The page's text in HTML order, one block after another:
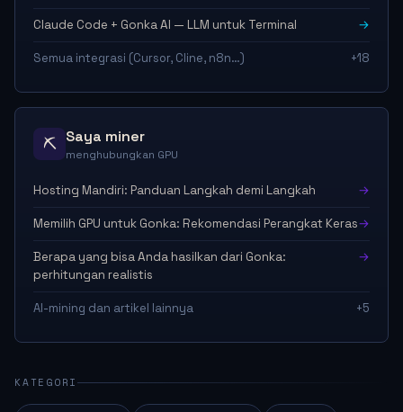
Claude Code + Gonka AI — LLM untuk Terminal →
Semua integrasi (Cursor, Cline, n8n…) +18
⛏ Saya miner
menghubungkan GPU
Hosting Mandiri: Panduan Langkah demi Langkah →
Memilih GPU untuk Gonka: Rekomendasi Perangkat Keras→
Berapa yang bisa Anda hasilkan dari Gonka:
perhitungan realistis
→
AI-mining dan artikel lainnya +5
KATEGORI